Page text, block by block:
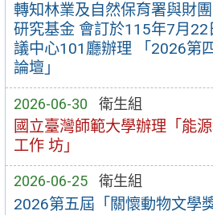
轉知林業及自然保育署與財
研究基金 會訂於115年7月
議中心101廳辦理 「2026第
論壇」
2026-06-30 衛生組
國立臺灣師範大學辦理「能
工作 坊」
2026-06-25 衛生組
2026第五屆「關懷動物文學獎